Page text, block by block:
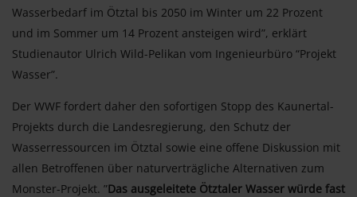
Wasserbedarf im Ötztal bis 2050 im Winter um 22 Prozent
und im Sommer um 14 Prozent ansteigen wird”, erklärt
Studienautor Ulrich Wild-Pelikan vom Ingenieurbüro “Projekt
Wasser”.
Der WWF fordert daher den sofortigen Stopp des Kaunertal-
Projekts durch die Landesregierung, den Schutz der
Wasserressourcen im Ötztal sowie eine offene Diskussion mit
allen Betroffenen über naturverträgliche Alternativen zum
Monster-Projekt. ”Das ausgeleitete Ötztaler Wasser würde fast